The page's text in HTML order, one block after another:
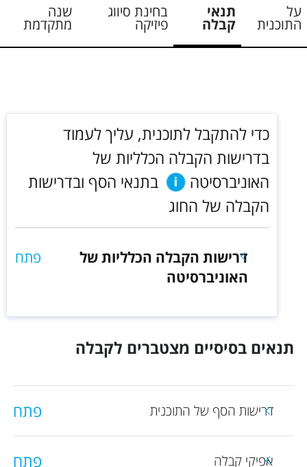
על
התוכנית
תנאי
קבלה
בחינת סיווג
פיזיקה
שנה
מתקדמת
כדי להתקבל לתוכנית, עליך לעמוד
בדרישות הקבלה הכלליות של
האוניברסיטה
בתנאי הסף ובדרישות
הקבלה של החוג
דרישות הקבלה הכלליות של
האוניברסיטה
פתח
תנאים בסיסיים מצטברים לקבלה
דרישות הסף של התוכנית פתח
אפיקי קבלה פתח